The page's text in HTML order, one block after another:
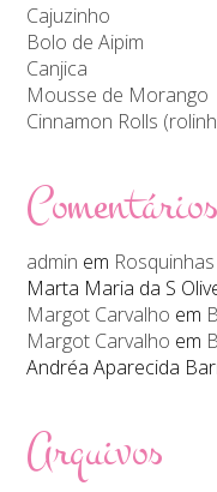
Cajuzinho
Bolo de Aipim
Canjica
Mousse de Morango
Cinnamon Rolls
Comentários
admin em
Marta Maria da S
Margot Carvalho em
Margot Carvalho em
Andréa Aparecida
Arquivos